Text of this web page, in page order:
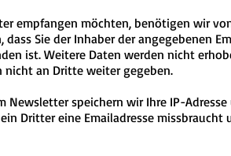
empfangen möchten, benötigen wir
Sie der Inhaber der angegebenen
ist. Weitere Daten werden nicht
nicht an Dritte weiter gegeben.
Newsletter speichern wir Ihre IP-
Dritter eine Emailadresse